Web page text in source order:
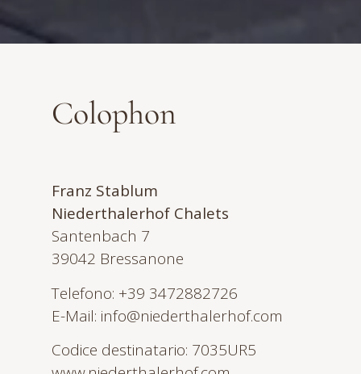
Colophon
Franz Stablum
Niederthalerhof Chalets
Santenbach 7
39042 Bressanone
Telefono: +39 3472882726
E-Mail: info@niederthalerhof.com
Codice destinatario: 7035UR5